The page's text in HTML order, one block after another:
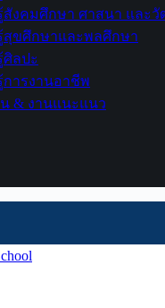
สังคมศึกษา ศาสนา และ
สุขศึกษาและพลศึกษา
ศิลปะ
การงานอาชีพ
& งานแนะแนว